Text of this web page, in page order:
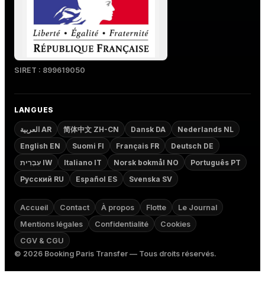
SIRET : 899619050
LANGUES
العربية AR 简体中文 ZH-CN Dansk DA
Nederlands NL
English EN
Suomi FI Français FR
Deutsch DE
עִבְרִית IW
Italiano IT Norsk bokmål NO
Português PT
Русский RU
Español ES Svenska SV
Accueil Contact À propos Flotte
Le Journal
Mentions légales
Confidentialité
Cookies
CGV & CGU
© 2026 Booking Paris Transfer — Tous droits réservés.